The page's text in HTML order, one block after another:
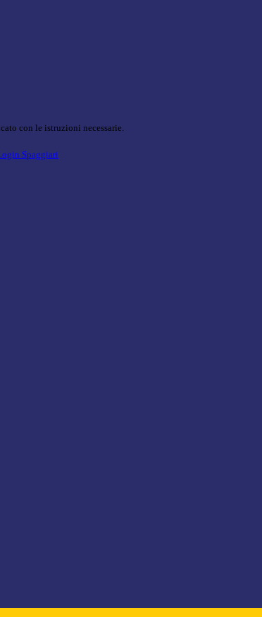
con le istruzioni necessarie.
Spaggiari